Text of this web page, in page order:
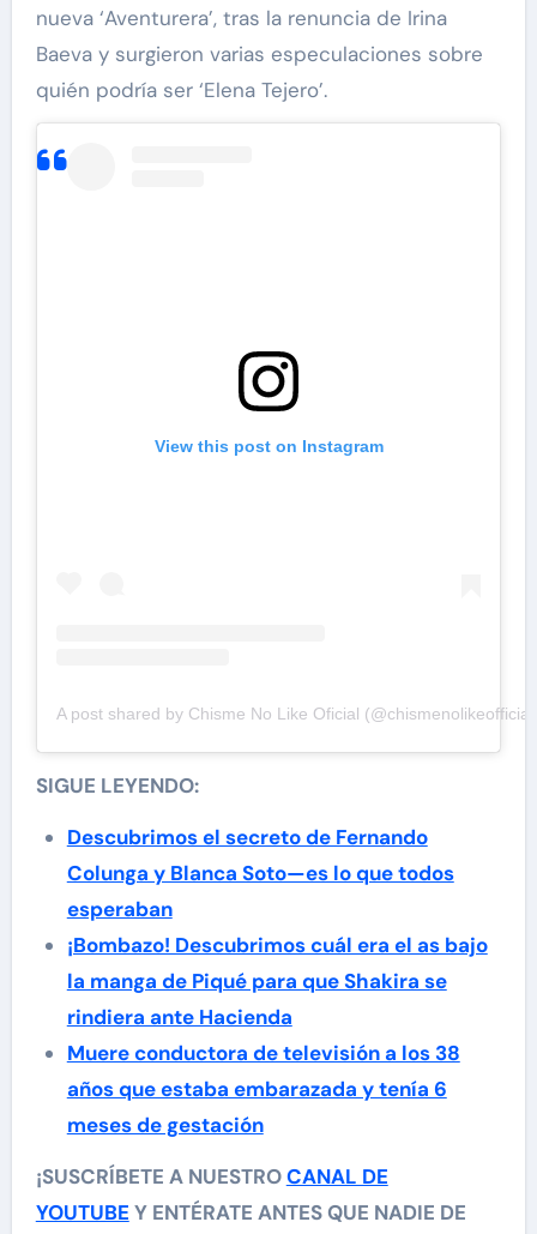
nueva ‘Aventurera’, tras la renuncia de Irina
Baeva y surgieron varias especulaciones sobre
quién podría ser ‘Elena Tejero’.
View this post on Instagram
A post shared by Chisme No Like Oficial
SIGUE LEYENDO:
Descubrimos el secreto de Fernando
Colunga y Blanca Soto—es lo que todos
esperaban
¡Bombazo! Descubrimos cuál era el as bajo
la manga de Piqué para que Shakira se
rindiera ante Hacienda
Muere conductora de televisión a los 38
años que estaba embarazada y tenía 6
meses de gestación
¡SUSCRÍBETE A NUESTROCANAL DE
YOUTUBE Y ENTÉRATE ANTES QUE NADIE DE